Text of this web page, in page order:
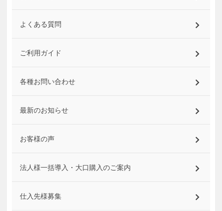
よくある質問
ご利用ガイド
各種お問い合わせ
最新のお知らせ
お客様の声
法人様一括導入・大口購入のご案内
仕入先様募集